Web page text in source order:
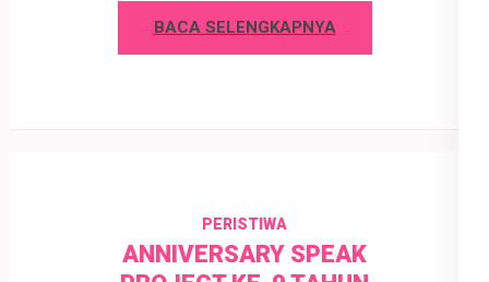
BACA SELENGKAPNYA
PERISTIWA
ANNIVERSARY SPEAK